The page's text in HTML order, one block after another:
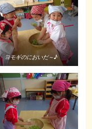
ヨモギのにおいだ～♪